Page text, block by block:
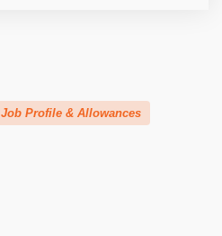
Job Profile & Allowances